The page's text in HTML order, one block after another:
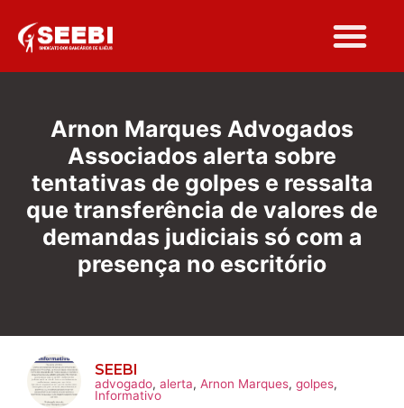
Arnon Marques Advogados
Associados alerta sobre
tentativas de golpes e ressalta
que transferência de valores de
demandas judiciais só com a
presença no escritório
SEEBI
advogado, alerta, Arnon Marques, golpes,
Informativo